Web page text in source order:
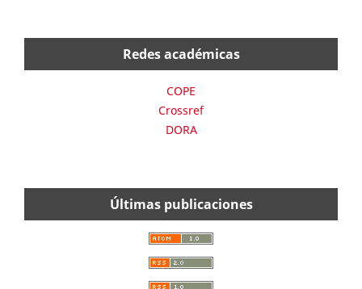
Redes académicas
COPE
Crossref
DORA
Últimas publicaciones